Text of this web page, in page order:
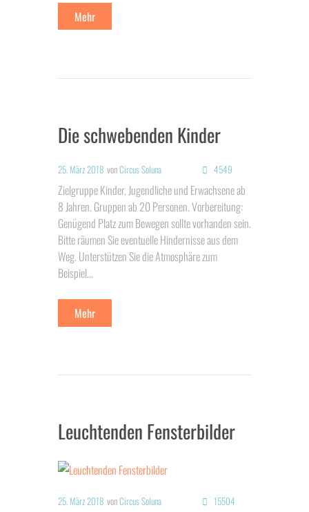
Mehr
Die schwebenden Kinder
25. März 2018 vonCircus Soluna 4549
Zielgruppe Kinder, Jugendliche und Erwachsene ab
8 Jahren. Gruppen ab 20 Personen. Vorbereitung:
Genügend Platz zum Bewegen sollte vorhanden sein.
Bitte räumen Sie eventuelle Hindernisse aus dem
Weg. Unterstützen Sie die Atmosphäre zum
Beispiel...
Mehr
Leuchtenden Fensterbilder
25. März 2018 vonCircus Soluna 15504